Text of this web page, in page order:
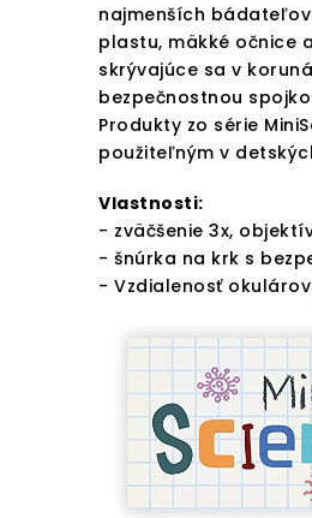
najmenších
plastu, mäkké očnice
skrývajúce sa v
bezpečnostnou
Produkty zo série
použiteľným v
Vlastnosti:
- zväčšenie 3x,
- šnúrka na krk s
- Vzdialenosť